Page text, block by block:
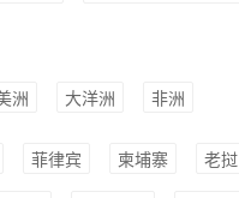
洲 大洋洲 非洲
菲律宾 柬埔寨 老挝